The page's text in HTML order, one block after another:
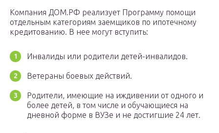
Компания ДОМ.РФ реализует Программу помощи
отдельным категориям заемщиков по ипотечному
кредитованию. В нее могут вступить:
Инвалиды или родители детей-инвалидов.
Ветераны боевых действий.
Родители, имеющие на иждивении от одного и
более детей, в том числе и обучающиеся на
дневной форме в ВУЗе и не достигшие 24 лет.